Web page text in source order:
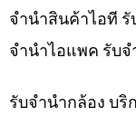
จำนำสินค้าไอที
จำนำไอแพค รับจ
รับจำนำกล้อง บ